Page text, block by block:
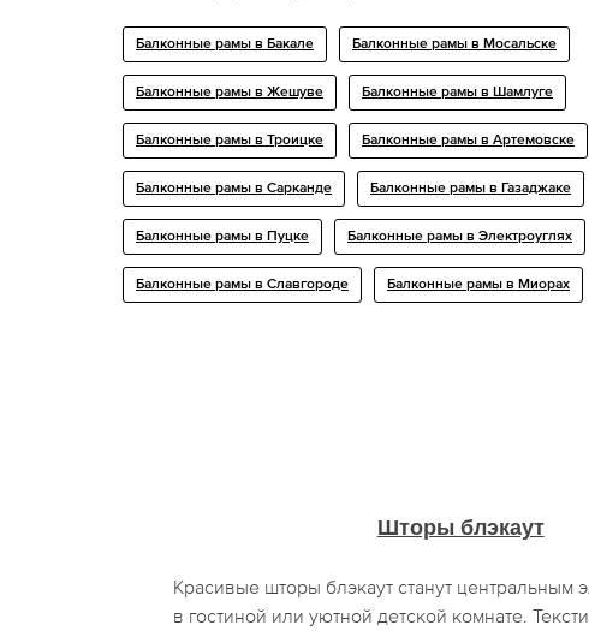
Балконные рамы в Бакале Балконные рамы в Мосальске
Балконные рамы в Жешуве Балконные рамы в Шамлуге
Балконные рамы в Троицке Балконные рамы в Артемовске
Балконные рамы в Сарканде Балконные рамы в Газаджаке
Балконные рамы в Пуцке Балконные рамы в Электроуглях
Балконные рамы в Славгороде Балконные рамы в Миорах
Шторы блэкаут
Красивые шторы блэкаут станут центральным
в гостиной или уютной детской комнате.